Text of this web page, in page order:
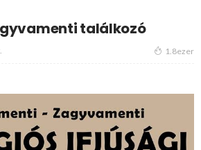
találkozó
1.8ezer